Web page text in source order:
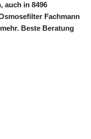
in 8496
Fachmann
Beste Beratung